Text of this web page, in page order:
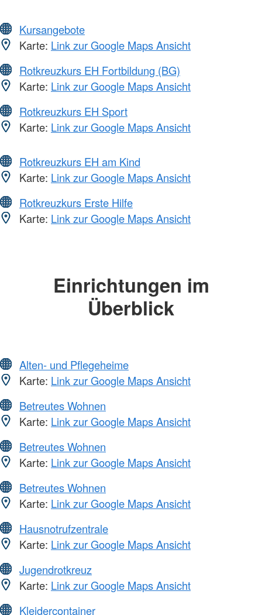
Kursangebote
Karte: Link zur Google Maps Ansicht
Rotkreuzkurs EH Fortbildung (BG)
Karte: Link zur Google Maps Ansicht
Rotkreuzkurs EH Sport
Karte: Link zur Google Maps Ansicht
Rotkreuzkurs EH am Kind
Karte: Link zur Google Maps Ansicht
Rotkreuzkurs Erste Hilfe
Karte: Link zur Google Maps Ansicht
Einrichtungen im
Überblick
Alten- und Pflegeheime
Karte: Link zur Google Maps Ansicht
Betreutes Wohnen
Karte: Link zur Google Maps Ansicht
Betreutes Wohnen
Karte: Link zur Google Maps Ansicht
Betreutes Wohnen
Karte: Link zur Google Maps Ansicht
Hausnotrufzentrale
Karte: Link zur Google Maps Ansicht
Jugendrotkreuz
Karte: Link zur Google Maps Ansicht
Kleidercontainer